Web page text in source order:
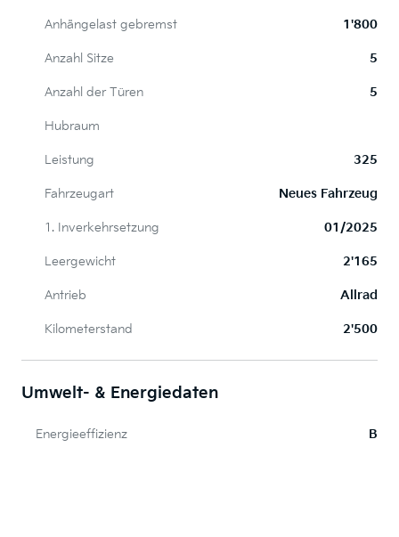
Anhängelast gebremst 1'800
Anzahl Sitze 5
Anzahl der Türen 5
Hubraum
Leistung 325
Fahrzeugart Neues Fahrzeug
1. Inverkehrsetzung 01/2025
Leergewicht 2'165
Antrieb Allrad
Kilometerstand 2'500
Umwelt- & Energiedaten
Energieeffizienz B